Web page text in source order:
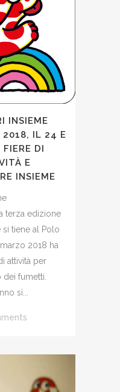
INSIEME
2018, IL 24 E
DI
E
INSIEME
terza edizione
tiene al Polo
2018 ha
attività per
fumetti.
sì...